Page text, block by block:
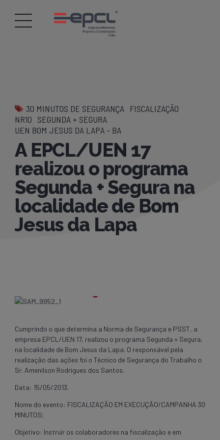
30 MINUTOS DE SEGURANÇA FISCALIZAÇÃO
NR10 SEGUNDA + SEGURA
UEN BOM JESUS DA LAPA - BA
A EPCL/UEN 17
realizou o programa
Segunda + Segura na
localidade de Bom
Jesus da Lapa
Cumprindo o que determina a Norma de Segurança e PSST, a
empresa EPCL/UEN 17, realizou o programa Segunda + Segura,
na localidade de Bom Jesus da Lapa. O responsável pela
realização das ações foi o Técnico de Segurança do Trabalho o
Sr. Amenilson Rodrigues dos Santos.
Data: 15/05/2013.
Nome do evento: FISCALIZAÇÃO EM EXECUÇÃO/CAMPANHA 30
MINUTOS;
Objetivo: Instruir os colaboradores na fiscalização e em